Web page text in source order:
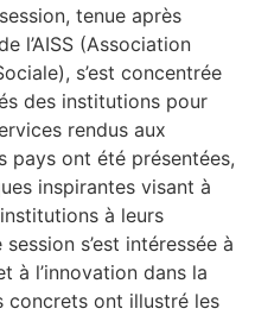
tenue après
l’AISS (Association
s’est concentrée
des institutions pour
rendus aux
pays ont été présentées,
inspirantes visant à
à leurs
s’est intéressée à
à l’innovation dans la
concrets ont illustré les